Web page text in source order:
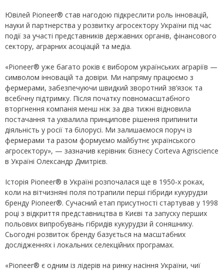
Ювілей Pioneer® став нагодою підкреслити роль інновацій,
науки й партнерства у розвитку агросектору України під час
події за участі представників державних органів, фінансового
сектору, аграрних асоціацій та медіа.
«Pioneer® уже багато років є вибором українських аграріїв —
символом інновацій та довіри. Ми напряму працюємо з
фермерами, забезпечуючи швидкий зворотний зв’язок та
всебічну підтримку. Після початку повномасштабного
вторгнення компанія менш ніж за два тижні відновила
постачання та ухвалила принципове рішення припинити
діяльність у росії та білорусі. Ми залишаємося поруч із
фермерами та разом формуємо майбутнє українського
агросектору», — зазначив керівник бізнесу Corteva Agriscience
в Україні Олександр Дмитрієв.
Історія Pioneer® в Україні розпочалася ще в 1950‑х роках,
коли на вітчизняні поля потрапили перші гібриди кукурудзи
бренду Pioneer®. Сучасний етап присутності стартував у 1998
році з відкриття представництва в Києві та запуску перших
польових випробувань гібридів кукурудзи й соняшнику.
Сьогодні розвиток бренду базується на масштабних
дослідженнях і локальних селекційних програмах.
«Pioneer® є одним із лідерів на ринку насіння України, чиї